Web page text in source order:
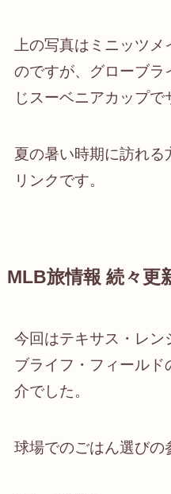
上の写真はミニッツメ
のですが、グローブラ
じスーベニアカップで
夏の暑い時期に訪れる
リンクです。
MLB旅情報 続々更
今回はテキサス・レン
ブライフ・フィールド
介でした。
球場でのごはん選びの